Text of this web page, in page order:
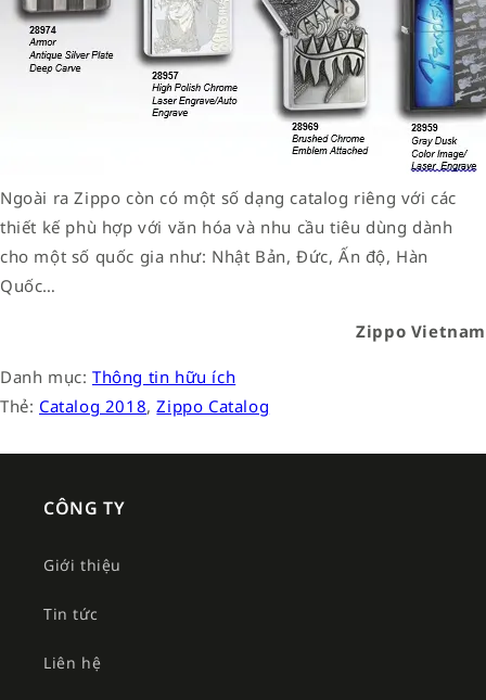
Ngoài ra Zippo còn có một số dạng catalog riêng với các
thiết kế phù hợp với văn hóa và nhu cầu tiêu dùng dành
cho một số quốc gia như: Nhật Bản, Đức, Ấn độ, Hàn
Quốc…
Zippo Vietnam
Danh mục: Thông tin hữu ích
Thẻ: Catalog 2018,Zippo Catalog
CÔNG TY
Giới thiệu
Tin tức
Liên hệ